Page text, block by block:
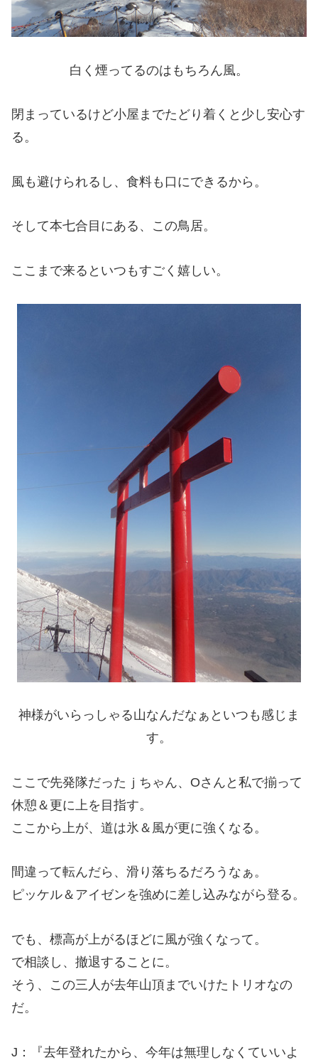
白く煙ってるのはもちろん風。
閉まっているけど小屋までたどり着くと少し安心す
る。
風も避けられるし、食料も口にできるから。
そして本七合目にある、この鳥居。
ここまで来るといつもすごく嬉しい。
神様がいらっしゃる山なんだなぁといつも感じま
す。
ここで先発隊だったｊちゃん、Oさんと私で揃って
休憩＆更に上を目指す。
ここから上が、道は氷＆風が更に強くなる。
間違って転んだら、滑り落ちるだろうなぁ。
ピッケル＆アイゼンを強めに差し込みながら登る。
でも、標高が上がるほどに風が強くなって。
で相談し、撤退することに。
そう、この三人が去年山頂までいけたトリオなの
だ。
J：『去年登れたから、今年は無理しなくていいよ